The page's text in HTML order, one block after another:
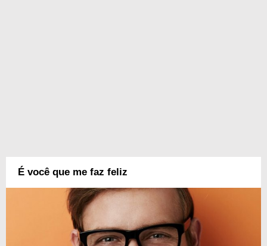
É você que me faz feliz